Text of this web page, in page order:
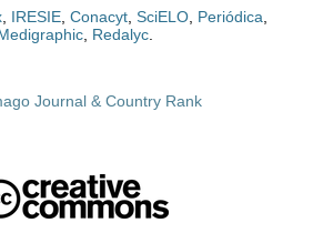
, IRESIE, Conacyt, SciELO, Periódica,
, Redalyc.